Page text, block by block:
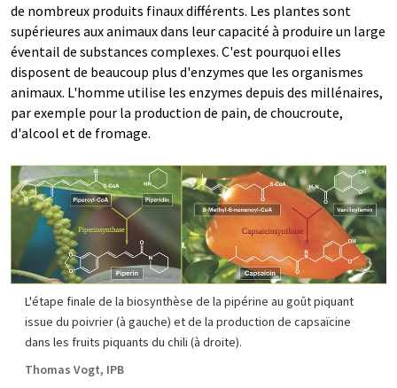
de nombreux produits finaux différents. Les plantes sont
supérieures aux animaux dans leur capacité à produire un large
éventail de substances complexes. C'est pourquoi elles
disposent de beaucoup plus d'enzymes que les organismes
animaux. L'homme utilise les enzymes depuis des millénaires,
par exemple pour la production de pain, de choucroute,
d'alcool et de fromage.
L'étape finale de la biosynthèse de la pipérine au goût piquant
issue du poivrier (à gauche) et de la production de capsaïcine
dans les fruits piquants du chili (à droite).
Thomas Vogt, IPB